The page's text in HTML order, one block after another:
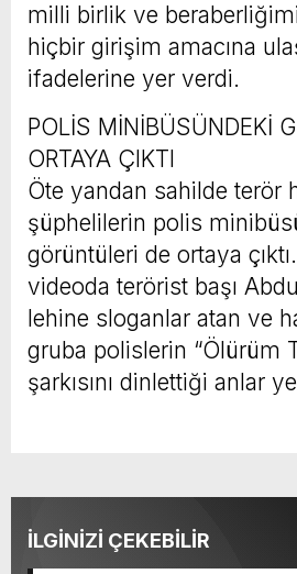
milli birlik ve
hiçbir girişim amacına
ifadelerine yer verdi.
POLİS MİNİBÜSÜNDEKİ
ORTAYA ÇIKTI
Öte yandan sahilde terör
şüphelilerin polis
görüntüleri de ortaya
videoda terörist başı
lehine sloganlar atan ve
gruba polislerin “Ölürüm
şarkısını dinlettiği anlar
İLGİNİZİ ÇEKEBİLİR